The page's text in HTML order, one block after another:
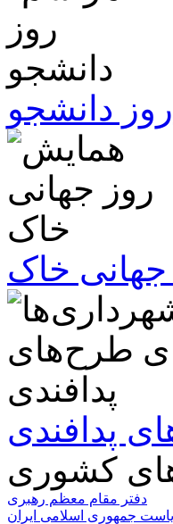
دانشجو
خاک
پدافندی
کشوری
دفتر مقام معظم رهبری
جمهوری اسلامی ایران